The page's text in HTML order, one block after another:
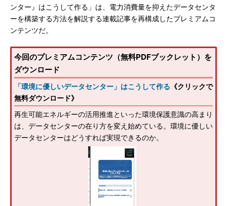
ンター』はこうして作る」は、電力消費量を抑えたデータセンタ
ーを構築する方法を解説する連載記事を再構成したプレミアムコ
ンテンツだ。
今回のプレミアムコンテンツ（無料PDFブックレット）を
ダウンロード
「環境に優しいデータセンター」はこうして作る 《クリックで
無料ダウンロード》
再生可能エネルギーの活用推進といった環境保護意識の高まり
は、データセンターの在り方を変え始めている。環境に優しい
データセンターはどうすれば実現できるのか。